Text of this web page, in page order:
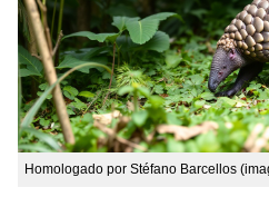
Homologado por Stéfano Barcellos